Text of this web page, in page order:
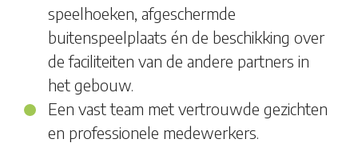
speelhoeken, afgeschermde
buitenspeelplaats én de beschikking over
de faciliteiten van de andere partners in
het gebouw.
Een vast team met vertrouwde gezichten
en professionele medewerkers.